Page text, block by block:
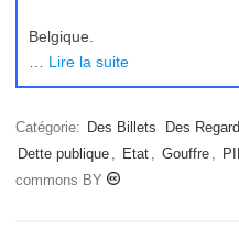
Belgique.
Lire la suite
Catégorie: Des Billets Des
Dette publique , Etat , Gouffre ,
commons BY